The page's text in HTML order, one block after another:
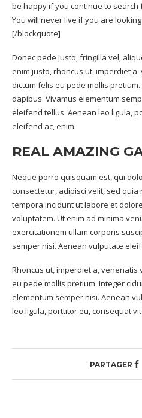
be happy if you continue to
You will never live if you are
[/blockquote]
Donec pede justo, fringilla vel,
enim justo, rhoncus ut, imperdiet
dictum felis eu pede mollis
dapibus. Vivamus elementum
eleifend tellus. Aenean leo ligula,
eleifend ac, enim.
REAL AMAZING
Neque porro quisquam est, qui
consectetur, adipisci velit, sed
tempora incidunt ut labore et
voluptatem. Ut enim ad minima
exercitationem ullam corporis
semper nisi. Aenean vulputate
Rhoncus ut, imperdiet a, venenatis
eu pede mollis pretium. Integer
elementum semper nisi. Aenean
leo ligula, porttitor eu, consequat
PARTAGER